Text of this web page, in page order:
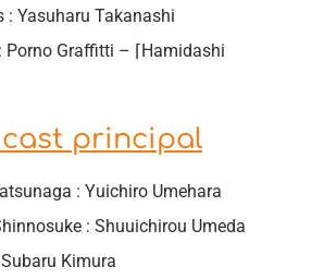
: Yasuharu Takanashi
Porno Graffitti – ⌈Hamidashi
cast principal
: Yuichiro Umehara
: Shuuichirou Umeda
Kimura